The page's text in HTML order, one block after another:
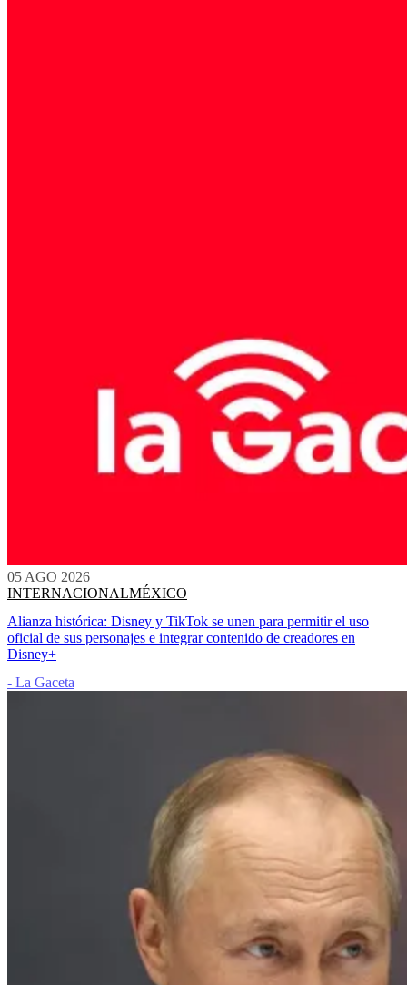
05 AGO 2026
INTERNACIONALMÉXICO
Alianza histórica: Disney y TikTok se unen para permitir el uso
oficial de sus personajes e integrar contenido de creadores en
Disney+
- La Gaceta